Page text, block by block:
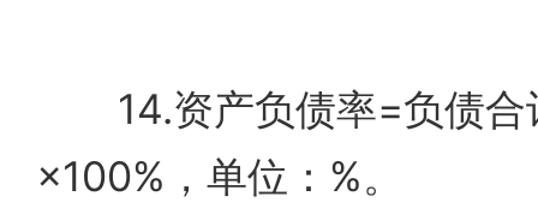
14.资产负债率=负债合
×100%，单位：%。